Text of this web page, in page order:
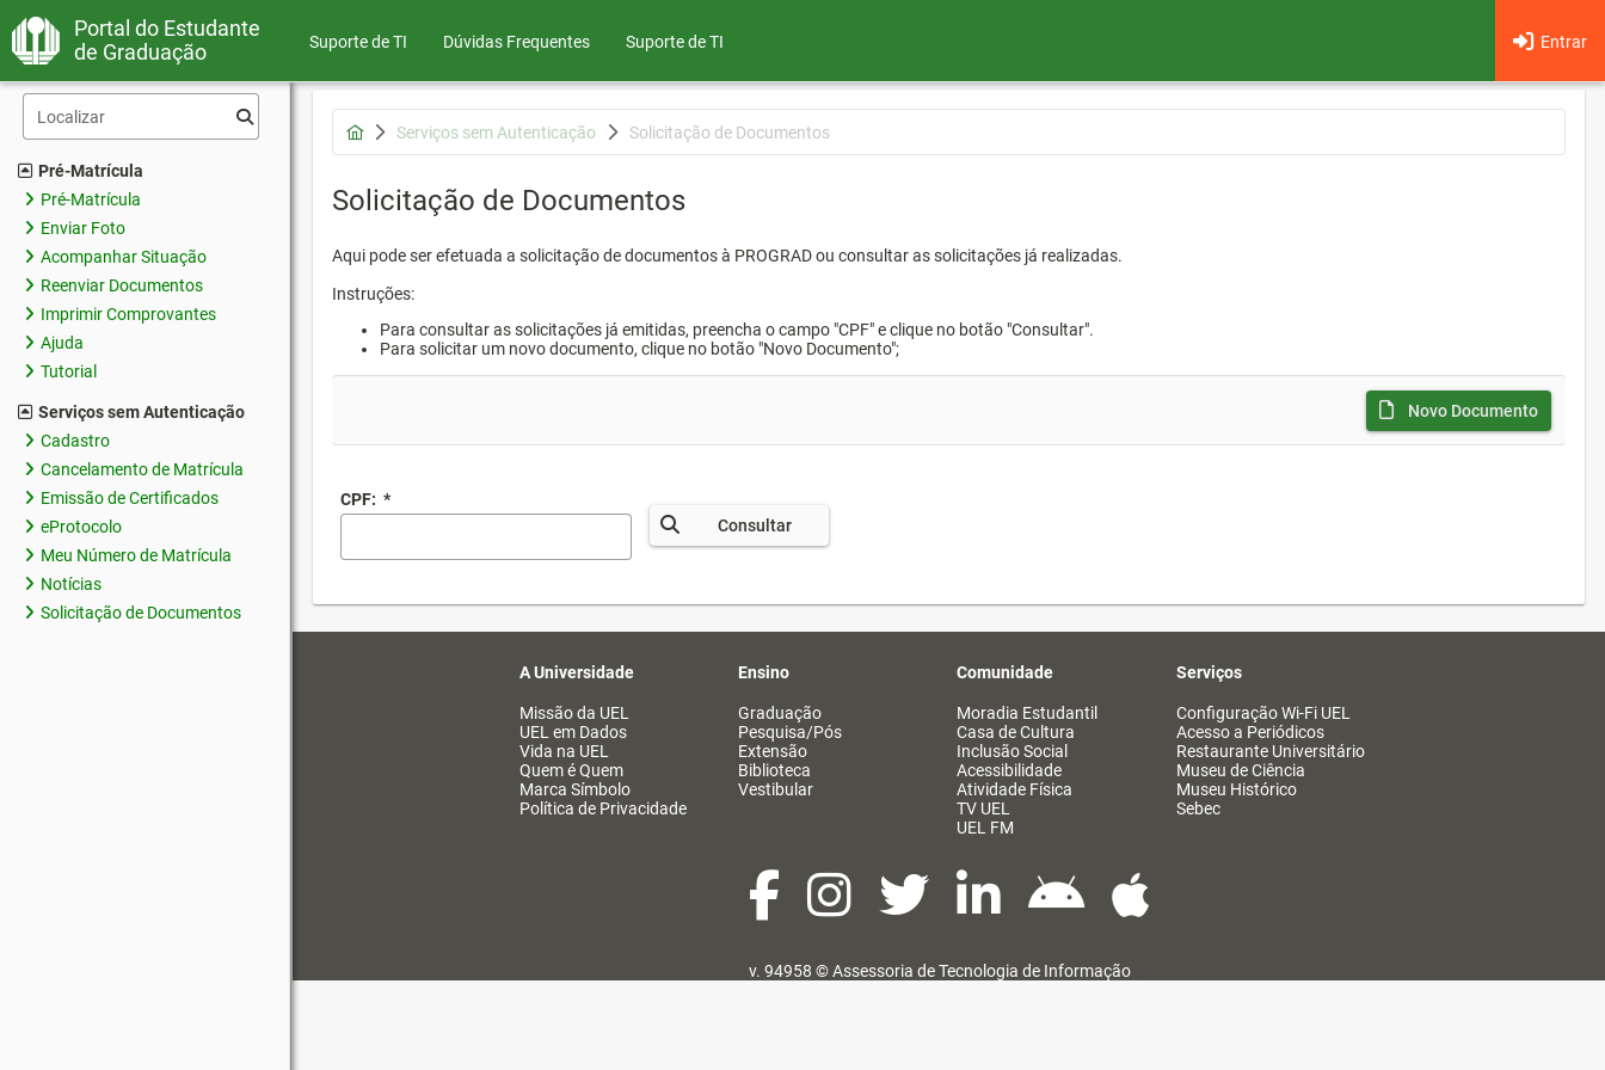
Portal do Estudante
de Graduação
Suporte de TI Dúvidas Frequentes Entrar
Suporte de TI
Pré-Matrícula
Pré-Matrícula
Enviar Foto
Acompanhar Situação
Reenviar Documentos
Imprimir Comprovantes
Ajuda
Tutorial
Serviços sem Autenticação
Cadastro
Cancelamento de Matrícula
Emissão de Certificados
eProtocolo
Meu Número de Matrícula
Notícias
Solicitação de Documentos
Serviços sem Autenticação Solicitação de Documentos
Solicitação de Documentos
Aqui pode ser efetuada a solicitação de documentos à PROGRAD ou consultar as solicitações já realizadas.
Instruções:
Para consultar as solicitações já emitidas, preencha o campo "CPF" e clique no botão "Consultar".
Para solicitar um novo documento, clique no botão "Novo Documento";
Novo Documento
CPF: *
Consultar
A Universidade
Missão da UEL
UEL em Dados
Vida na UEL
Quem é Quem
Marca Símbolo
Política de Privacidade
Ensino
Graduação
Pesquisa/Pós
Extensão
Biblioteca
Vestibular
Comunidade
Moradia Estudantil
Casa de Cultura
Inclusão Social
Acessibilidade
Atividade Física
TV UEL
UEL FM
Serviços
Configuração Wi-Fi UEL
Acesso a Periódicos
Restaurante Universitário
Museu de Ciência
Museu Histórico
Sebec
v. 94958 ©Assessoria de Tecnologia de Informação